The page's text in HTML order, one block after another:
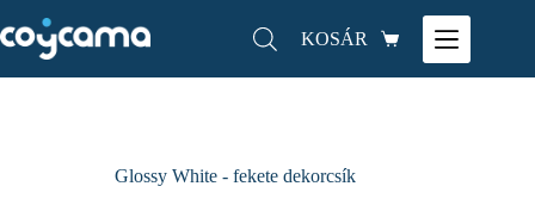
KOSÁR
Glossy White - fekete dekorcsík